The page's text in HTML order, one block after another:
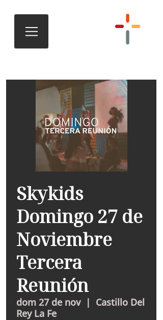
Skykids
Domingo 27 de
Noviembre
Tercera
Reunión
dom 27 de nov
  |
Castillo Del
Rey La Fe